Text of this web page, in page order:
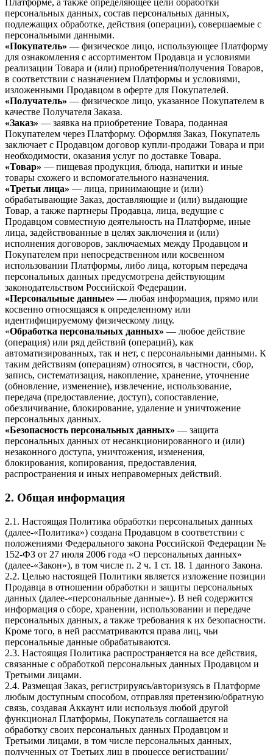
Платформе, а также определяющее цели обработки
персональных данных, состав персональных данных,
подлежащих обработке, действия (операции), совершаемые с
персональными данными.
«Покупатель» — физическое лицо, использующее Платформу
для ознакомления с ассортиментом Продавца и условиями
реализации Товара и (или) приобретения/получения Товаров,
в соответствии с назначением Платформы и условиями,
изложенными Продавцом в оферте для Покупателей.
«Получатель» — физическое лицо, указанное Покупателем в
качестве Получателя Заказа.
«Заказ» — заявка на приобретение Товара, поданная
Покупателем через Платформу. Оформляя Заказ, Покупатель
заключает с Продавцом договор купли-продажи Товара и при
необходимости, оказания услуг по доставке Товара.
«Товар» — пищевая продукция, блюда, напитки и иные
товары схожего и вспомогательного назначения.
«Третьи лица» — лица, принимающие и (или)
обрабатывающие Заказ, доставляющие и (или) выдающие
Товар, а также партнеры Продавца, лица, ведущие с
Продавцом совместную деятельность на Платформе, иные
лица, задействованные в целях заключения и (или)
исполнения договоров, заключаемых между Продавцом и
Покупателем при непосредственном или косвенном
использовании Платформы, либо лица, которым передача
персональных данных предусмотрена действующим
законодательством Российской Федерации.
«Персональные данные» — любая информация, прямо или
косвенно относящаяся к определенному или
идентифицируемому физическому лицу.
«Обработка персональных данных» — любое действие
(операция) или ряд действий (операций), как
автоматизированных, так и нет, с персональными данными. К
таким действиям (операциям) относятся, в частности, сбор,
запись, систематизация, накопление, хранение, уточнение
(обновление, изменение), извлечение, использование,
передача (предоставление, доступ), сопоставление,
обезличивание, блокирование, удаление и уничтожение
персональных данных.
«Безопасность персональных данных» — защита
персональных данных от несанкционированного и (или)
незаконного доступа, уничтожения, изменения,
блокирования, копирования, предоставления,
распространения и иных неправомерных действий.
2. Общая информация
2.1. Настоящая Политика обработки персональных данных
(далее-«Политика») создана Продавцом в соответствии с
положениями Федерального закона Российской Федерации №
152-ФЗ от 27 июля 2006 года «О персональных данных»
(далее-«Закон»), в том числе п. 2 ч. 1 ст. 18. 1 данного Закона.
2.2. Целью настоящей Политики является изложение позиции
Продавца в отношении обработки и защиты персональных
данных (далее-«персональные данные»). В ней содержится
информация о сборе, хранении, использовании и передаче
персональных данных, а также требования к их безопасности.
Кроме того, в ней рассматриваются права лиц, чьи
персональные данные обрабатываются.
2.3. Настоящая Политика распространяется на все действия,
связанные с обработкой персональных данных Продавцом и
Третьими лицами.
2.4. Размещая Заказ, регистрируясь/авторизуясь в Платформе
любым доступным способом, отправляя претензию/обратную
связь, создавая Аккаунт или используя любой другой
функционал Платформы, Покупатель соглашается на
обработку своих персональных данных Продавцом и
Третьими лицами, в том числе персональных данных,
полученных от Третьих лиц в процессе регистрации/